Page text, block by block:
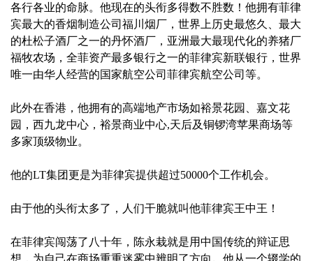
各行各业的命脉。他现在的头衔多得数不胜数！他拥有菲律
宾最大的香烟制造公司福川烟厂，世界上历史最悠久、最大
的杜松子酒厂之一的丹怀酒厂，亚洲最大最现代化的养猪厂
福牧农场，全菲资产最多银行之一的菲律宾新联银行，世界
唯一由华人经营的国家航空公司菲律宾航空公司等。
此外在香港，他拥有的高端地产市场如裕景花园、嘉文花
园，西九龙中心，裕景商业中心,天后及铜锣湾苹果商场等
多家顶级物业。
他的LT集团更是为菲律宾提供超过50000个工作机会。
由于他的头衔太多了，人们干脆就叫他菲律宾王中王！
在菲律宾闯荡了八十年，陈永栽就是用中国传统的辩证思
想，为自己在商场重重迷雾中辨明了方向。他从一个辍学的